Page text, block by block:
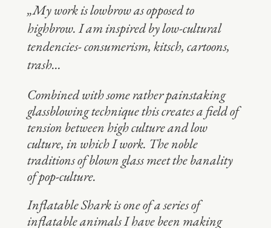
„My work is lowbrow as opposed to
highbrow. I am inspired by low-cultural
tendencies- consumerism, kitsch, cartoons,
trash…
Combined with some rather painstaking
glassblowing technique this creates a field of
tension between high culture and low
culture, in which I work. The noble
traditions of blown glass meet the banality
of pop-culture.
Inflatable Shark is one of a series of
inflatable animals I have been making